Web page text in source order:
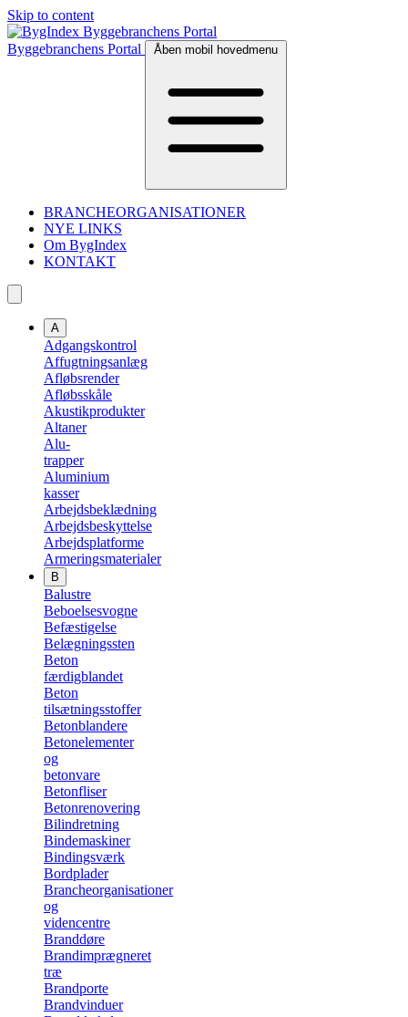
Skip to content
Byggebranchens Portal Åben mobil hovedmenu
BRANCHEORGANISATIONER
NYE LINKS
Om BygIndex
KONTAKT
A
Adgangskontrol
Affugtningsanlæg
Afløbsrender
Afløbsskåle
Akustikprodukter
Altaner
Alu-
trapper
Aluminium
kasser
Arbejdsbeklædning
Arbejdsbeskyttelse
Arbejdsplatforme
Armeringsmaterialer
B
Balustre
Beboelsesvogne
Befæstigelse
Belægningssten
Beton
færdigblandet
Beton
tilsætningsstoffer
Betonblandere
Betonelementer
og
betonvare
Betonfliser
Betonrenovering
Bilindretning
Bindemaskiner
Bindingsværk
Bordplader
Brancheorganisationer
og
videncentre
Branddøre
Brandimprægneret
træ
Brandporte
Brandvinduer